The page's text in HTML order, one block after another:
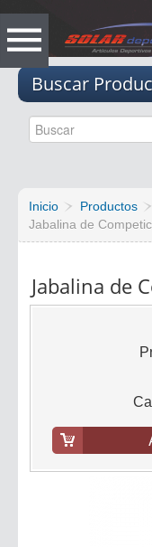
Buscar
Inicio Productos
Jabalina de
Jabalina de